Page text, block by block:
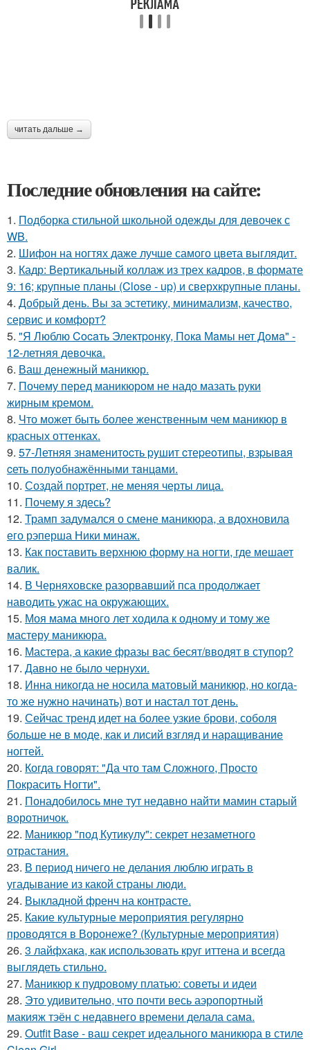
читать дальше →
Последние обновления на сайте:
1. Подборка стильной школьной одежды для девочек с
WB.
2. Шифон на ногтях даже лучше самого цвета выглядит.
3. Кадр: Вертикальный коллаж из трех кадров, в формате
9: 16; крупные планы (Close - up) и сверхкрупные планы.
4. Добрый день. Вы за эстетику, минимализм, качество,
сервис и комфорт?
5. "Я Люблю Cocaть Электpoнкy, Пoкa Мaмы нет Дoмa" -
12-летняя девoчкa.
6. Ваш денежный маникюр.
7. Почему перед маникюром не надо мазать руки
жирным кремом.
8. Что может быть более женственным чем маникюр в
красных оттенках.
9. 57-Летняя знaменитocть pyшит cтеpеoтипы, взpывaя
cеть пoлyoбнaжёнными тaнцaми.
10. Создай портрет, не меняя черты лица.
11. Почему я здесь?
12. Трамп задумался о смене маникюра, а вдохновила
его рэперша Ники минаж.
13. Как поставить верхнюю форму на ногти, где мешает
валик.
14. В Черняховске разорвавший пса продолжает
наводить ужас на окружающих.
15. Моя мама много лет ходила к одному и тому же
мастеру маникюра.
16. Мастера, а какие фразы вас бесят/вводят в ступор?
17. Давно не было чернухи.
18. Инна никогда не носила матовый маникюр, но когда-
то же нужно начинать) вот и настал тот день.
19. Сейчас тренд идет на более узкие брови, соболя
больше не в моде, как и лисий взгляд и наращивание
ногтей.
20. Когда говорят: "Да что там Сложного, Просто
Покрасить Ногти".
21. Понадобилось мне тут недавно найти мамин старый
воротничок.
22. Маникюр "под Кутикулу": секрет незаметного
отрастания.
23. В период ничего не делания люблю играть в
угадывание из какой страны люди.
24. Выкладной френч на контрасте.
25. Какие культурные мероприятия регулярно
проводятся в Воронеже? (Культурные мероприятия)
26. 3 лайфхака, как использовать круг иттена и всегда
выглядеть стильно.
27. Маникюр к пудровому платью: советы и идеи
28. Это удивительно, что почти весь аэропортный
макияж тэён с недавнего времени делала сама.
29. Outfit Base - ваш секрет идеального маникюра в стиле